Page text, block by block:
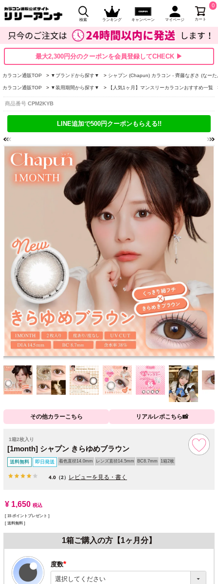
検索 ランキング キャンペーン マイページ カート
0
最大2,300円分のクーポンを会員登録してCHECK ▶
カラコン通販TOP ▼ブランドから探す▼ シャプン (Chapun) カラコン - 齊藤なぎさ (なーた
カラコン通販TOP ▼装用期間から探す▼ 【人気1ヶ月】マンスリーカラコンおすすめ一覧
商品番号 CPM2KYB
LINE追加で500円クーポンもらえる!!
その他カラーこちら リアルレポこちら📸
1箱2枚入り
[1month] シャプン きらゆめブラウン
送料無料 即日発送 着色直径14.0mm レンズ直径14.5mm BC8.7mm 1箱2枚
4.0 （2） レビューを見る・書く
¥ 1,650 税込
[ 15 ポイントプレゼント ]
送料無料
1箱ご購入の方【1ヶ月分】
度数
(必
須)